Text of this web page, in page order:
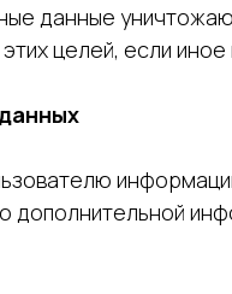
данные
целей, если
дополнительной